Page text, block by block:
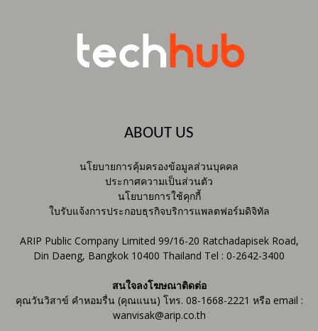
ABOUT US
นโยบายการคุ้มครองข้อมูลส่วนบุคคล
ประกาศความเป็นส่วนตัว
นโยบายการใช้คุกกี้
ใบรับแจ้งการประกอบธุรกิจบริการแพลตฟอร์มดิจิทัล
ARIP Public Company Limited 99/16-20 Ratchadapisek Road,
Din Daeng, Bangkok 10400 Thailand Tel : 0-2642-3400
สนใจลงโฆษณาติดต่อ
คุณวันวิสาข์ คำหอมรื่น (คุณแนน) โทร. 08-1668-2221 หรือ email :
wanvisak@arip.co.th